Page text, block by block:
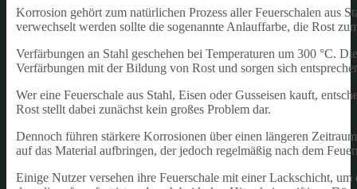
Korrosion gehört zum natürlichen Prozess aller Feuerschalen aus
verwechselt werden sollte die sogenannte Anlauffarbe, die Rost
Verfärbungen an Stahl geschehen bei Temperaturen um 300 °C.
Verfärbungen mit der Bildung von Rost und sorgen sich
Wer eine Feuerschale aus Stahl, Eisen oder Gusseisen kauft,
Rost stellt dabei zunächst kein großes Problem dar.
Dennoch führen stärkere Korrosionen über einen längeren
auf das Material aufbringen, der jedoch regelmäßig nach dem
Einige Nutzer versehen ihre Feuerschale mit einer Lackschicht,